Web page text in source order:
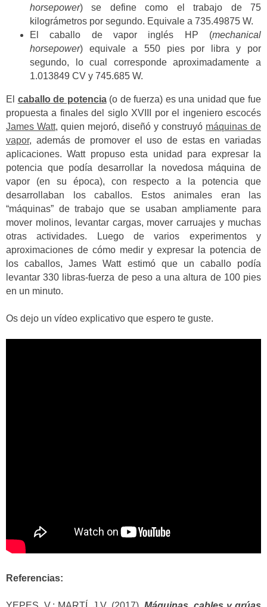
horsepower) se define como el trabajo de 75
kilográmetros por segundo. Equivale a 735.49875 W.
El caballo de vapor inglés HP (mechanical
horsepower) equivale a 550 pies por libra y por
segundo, lo cual corresponde aproximadamente a
1.013849 CV y 745.685 W.
El caballo de potencia(o de fuerza) es una unidad que fue
propuesta a finales del siglo XVIII por el ingeniero escocés
James Watt, quien mejoró, diseñó y construyó máquinas de
vapor, además de promover el uso de estas en variadas
aplicaciones. Watt propuso esta unidad para expresar la
potencia que podía desarrollar la novedosa máquina de
vapor (en su época), con respecto a la potencia que
desarrollaban los caballos. Estos animales eran las
“máquinas” de trabajo que se usaban ampliamente para
mover molinos, levantar cargas, mover carruajes y muchas
otras actividades. Luego de varios experimentos y
aproximaciones de cómo medir y expresar la potencia de
los caballos, James Watt estimó que un caballo podía
levantar 330 libras-fuerza de peso a una altura de 100 pies
en un minuto.
Os dejo un vídeo explicativo que espero te guste.
Referencias: